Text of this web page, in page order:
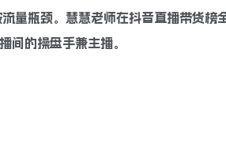
量瓶颈。慧慧老师在抖音直播带货榜
间的操盘手兼主播。